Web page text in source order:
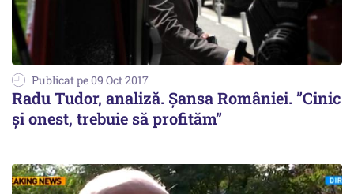
Publicat pe 09 Oct 2017
Radu Tudor, analiză. Șansa României. ”Cinic
și onest, trebuie să profităm”